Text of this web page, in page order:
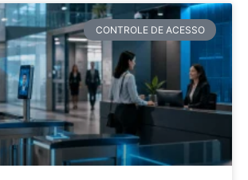
CONTROLE DE ACESSO